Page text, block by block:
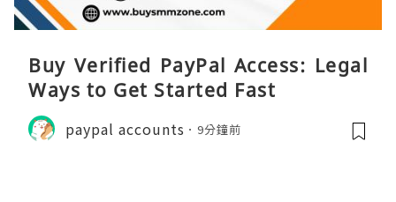
Buy Verified PayPal Access: Legal
Ways to Get Started Fast
paypal accounts 9分鐘前